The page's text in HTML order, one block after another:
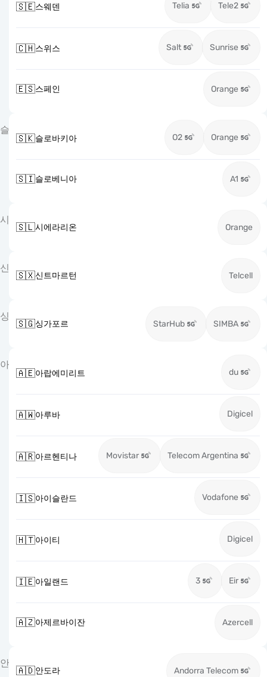
🇸🇪스웨덴 Telia Tele2
🇨🇭스위스 Salt Sunrise
🇪🇸스페인 Orange
슬
🇸🇰슬로바키아 O2 Orange
🇸🇮슬로베니아 A1
시
🇸🇱시에라리온 Orange
신
🇸🇽신트마르턴 Telcell
싱
🇸🇬싱가포르 StarHub SIMBA
아
🇦🇪아랍에미리트 du
🇦🇼아루바 Digicel
🇦🇷아르헨티나 Movistar Telecom Argentina
🇮🇸아이슬란드 Vodafone
🇭🇹아이티 Digicel
🇮🇪아일랜드 3 Eir
🇦🇿아제르바이잔 Azercell
안
🇦🇩안도라 Andorra Telecom